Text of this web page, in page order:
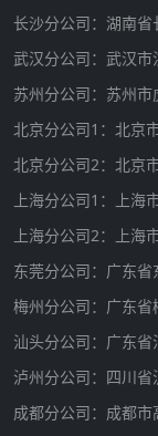
长沙分公司：湖南
武汉分公司：武汉
苏州分公司：苏州
北京分公司1：北京
北京分公司2：北京
上海分公司1：上海
上海分公司2：上海
东莞分公司：广东
梅州分公司：广东
汕头分公司：广东
泸州分公司：四川
成都分公司：成都